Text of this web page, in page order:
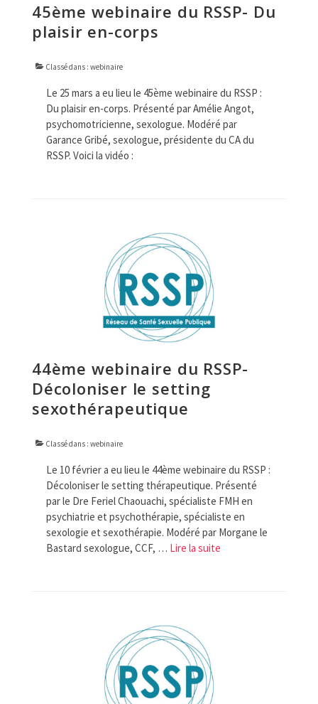
45ème webinaire du RSSP- Du
plaisir en-corps
Classé dans : webinaire
Le 25 mars a eu lieu le 45ème webinaire du RSSP :
Du plaisir en-corps. Présenté par Amélie Angot,
psychomotricienne, sexologue. Modéré par
Garance Gribé, sexologue, présidente du CA du
RSSP. Voici la vidéo :
44ème webinaire du RSSP-
Décoloniser le setting
sexothérapeutique
Classé dans : webinaire
Le 10 février a eu lieu le 44ème webinaire du RSSP :
Décoloniser le setting thérapeutique. Présenté
par le Dre Feriel Chaouachi, spécialiste FMH en
psychiatrie et psychothérapie, spécialiste en
sexologie et sexothérapie. Modéré par Morgane le
Bastard sexologue, CCF, … Lire la suite­­